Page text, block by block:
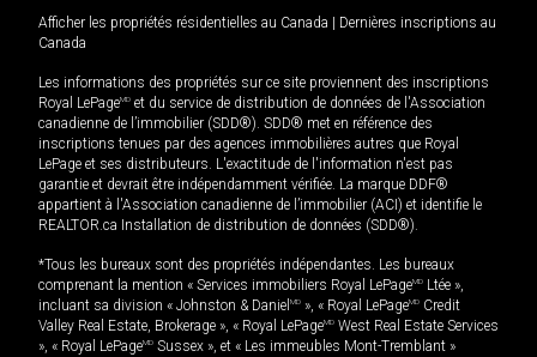
Afficher les propriétés résidentielles au Canada
Dernières inscriptions au
Canada
Les informations des propriétés sur ce site proviennent des inscriptions
Royal LePageMD et du service de distribution de données de l'Association
canadienne de l’immobilier (SDD®). SDD® met en référence des
inscriptions tenues par des agences immobilières autres que Royal
LePage et ses distributeurs. L'exactitude de l'information n'est pas
garantie et devrait être indépendamment vérifiée. La marque DDF®
appartient à l'Association canadienne de l’immobilier (ACI) et identifie le
REALTOR.ca Installation de distribution de données (SDD®).
*Tous les bureaux sont des propriétés indépendantes. Les bureaux
comprenant la mention « Services immobiliers Royal LePageMD Ltée »,
incluant sa division « Johnston & Daniel MD », « Royal LePageMD Credit
Valley Real Estate, Brokerage », « Royal LePageMD West Real Estate Services
», « Royal LePageMD Sussex », et « Les immeubles Mont-Tremblant »